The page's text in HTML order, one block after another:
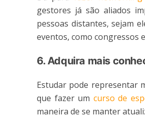
gestores já são aliados
pessoas distantes, sejam
eventos, como congressos
6. Adquira mais
Estudar pode representar
que fazer um curso de
maneira de se manter